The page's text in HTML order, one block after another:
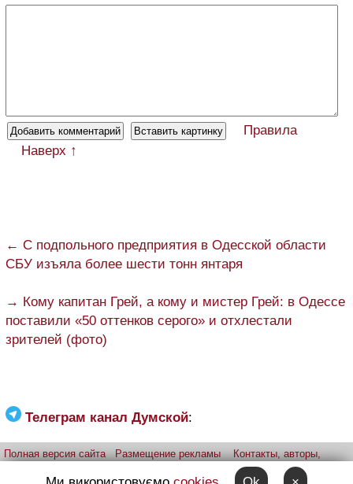
Правила
Наверх ↑
← С подпольного предприятия в Одесской области
СБУ изъяла более шести тонн янтаря
→ Кому капитан Грей, а кому и мистер Грей: в Одессе
поставили «50 оттенков серого» и отхлестали
зрителей (фото)
Телеграм канал Думской:
Полная версия сайта Размещение рекламы
Контакты, авторы,
iPhone